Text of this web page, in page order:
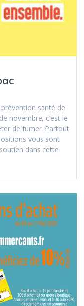
santé de
novembre, c’est le
de fumer. Partout
vous sont
dans cette